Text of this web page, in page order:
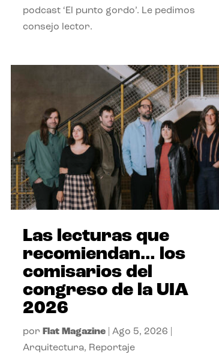
podcast ‘El punto gordo’. Le pedimos
consejo lector.
Las lecturas que
recomiendan… los
comisarios del
congreso de la UIA
2026
por Flat Magazine| Ago 5, 2026
Arquitectura, Reportaje